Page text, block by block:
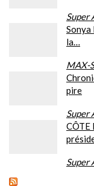
Super
Sonya
la…
MAX-
pire
Super
CÔTE
Super